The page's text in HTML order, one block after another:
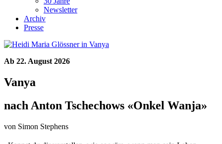
Newsletter
Archiv
Presse
Ab 22. August 2026
Vanya
nach Anton Tschechows «Onkel Wanja»
von Simon Stephens